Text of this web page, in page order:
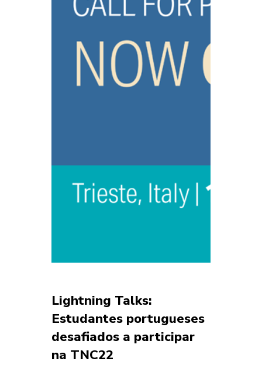
Lightning Talks:
Estudantes portugueses
desafiados a participar
na TNC22